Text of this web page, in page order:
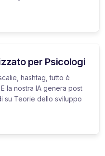
per Psicologi
hashtag, tutto è
la nostra IA genera post
su Teorie dello sviluppo